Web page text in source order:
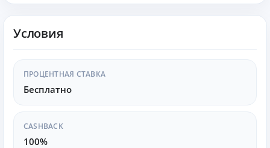
финансов в ваших руках
приложение, где можно:
Совершать платежи и переводы.
Условия
ПРОЦЕНТНАЯ СТАВКА
Бесплатно
CASHBACK
100%